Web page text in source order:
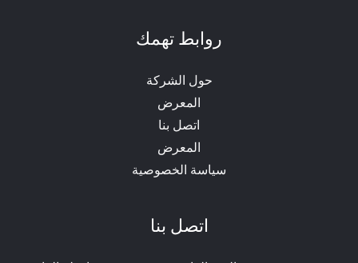
روابط تهمك
حول الشركة
المعرض
اتصل بنا
المعرض
سياسة الخصوصية
اتصل بنا